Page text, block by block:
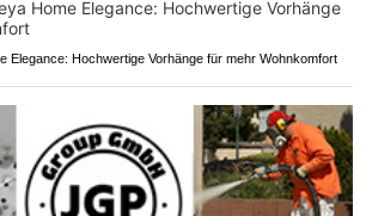
Elegance: Hochwertige Vorhänge für mehr Wohnkomfort